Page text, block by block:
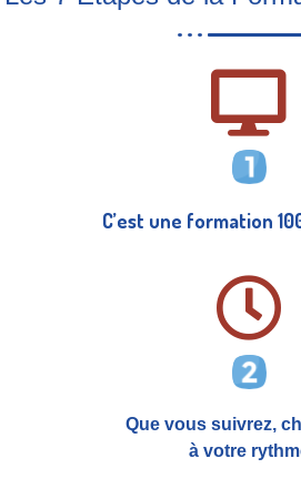
C’est une formation
Que vous suivrez,
à votre